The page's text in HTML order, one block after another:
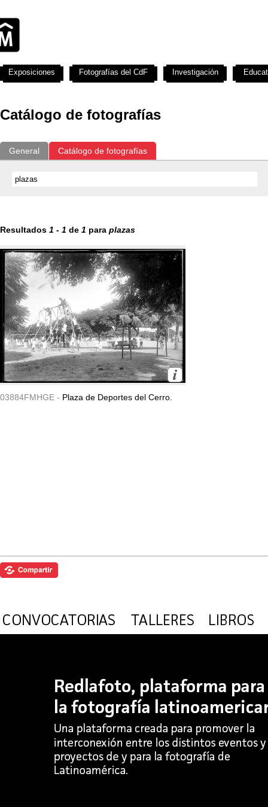
Catálogo de fotografías
General Catálogo de fotografías
Resultados 1 - 1 de 1 para plazas
03884FMHGE - Plaza de Deportes del Cerro.
Exposiciones Fotografías del CdF Investigación